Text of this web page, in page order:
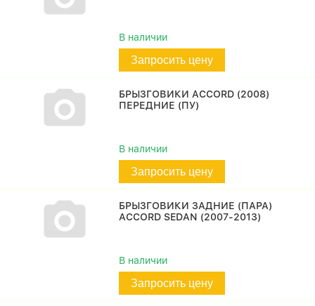
В наличии
Запросить цену
БРЫЗГОВИКИ ACCORD (2008)
ПЕРЕДНИЕ (ПУ)
В наличии
Запросить цену
БРЫЗГОВИКИ ЗАДНИЕ (ПАРА)
ACCORD SEDAN (2007-2013)
В наличии
Запросить цену